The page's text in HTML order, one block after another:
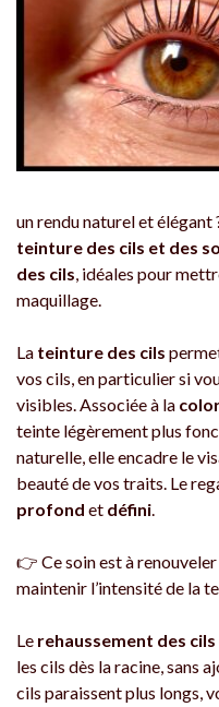
un rendu naturel et
teinture des cils et des
des cils, idéales pour
maquillage.
La teinture des cils
vos cils, en particulier si
visibles. Associée à la
teinte légèrement plus
naturelle, elle encadre le
beauté de vos traits. Le
profond et défini.
👉 Ce soin est à renouveler
maintenir l’intensité de la
Le rehaussement des cils
les cils dès la racine, sans
cils paraissent plus longs,